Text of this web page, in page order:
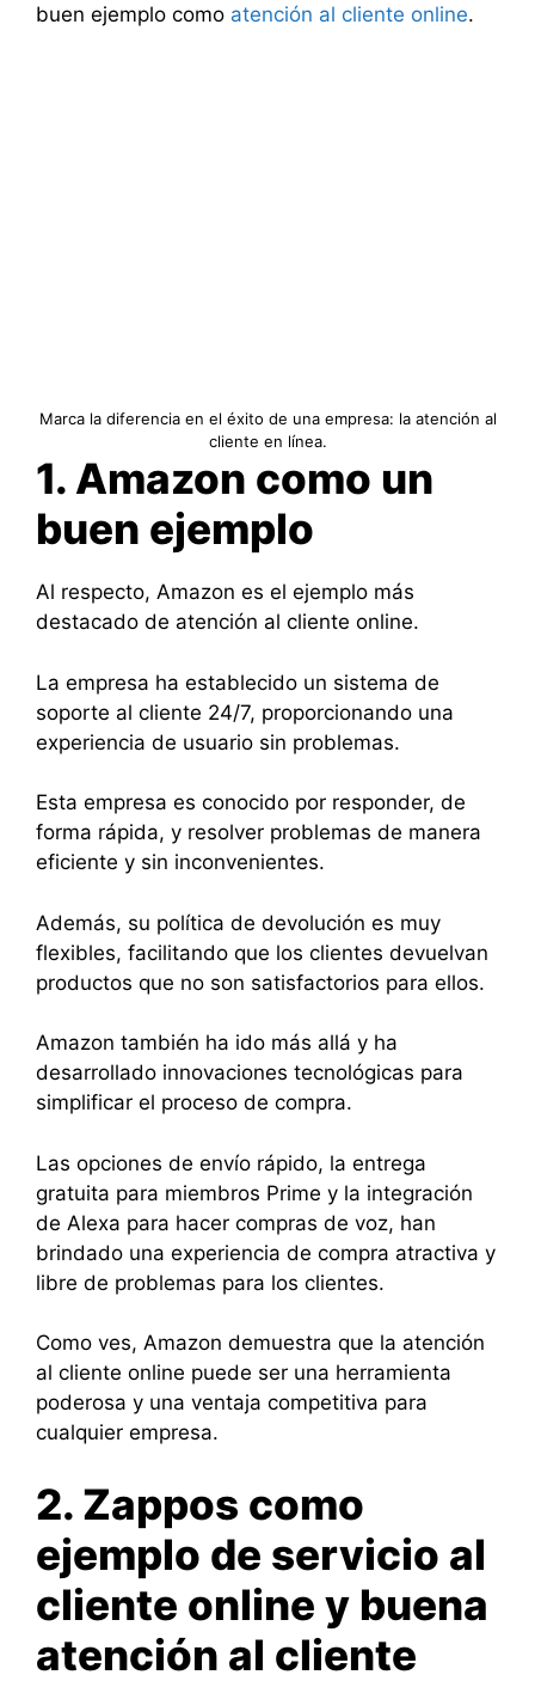
buen ejemplo como atención al cliente online.
Marca la diferencia en el éxito de una empresa: la atención al
cliente en línea.
1. Amazon como un
buen ejemplo
Al respecto, Amazon es el ejemplo más
destacado de atención al cliente online.
La empresa ha establecido un sistema de
soporte al cliente 24/7, proporcionando una
experiencia de usuario sin problemas.
Esta empresa es conocido por responder, de
forma rápida, y resolver problemas de manera
eficiente y sin inconvenientes.
Además, su política de devolución es muy
flexibles, facilitando que los clientes devuelvan
productos que no son satisfactorios para ellos.
Amazon también ha ido más allá y ha
desarrollado innovaciones tecnológicas para
simplificar el proceso de compra.
Las opciones de envío rápido, la entrega
gratuita para miembros Prime y la integración
de Alexa para hacer compras de voz, han
brindado una experiencia de compra atractiva y
libre de problemas para los clientes.
Como ves, Amazon demuestra que la atención
al cliente online puede ser una herramienta
poderosa y una ventaja competitiva para
cualquier empresa.
2. Zappos como
ejemplo de servicio al
cliente online y buena
atención al cliente